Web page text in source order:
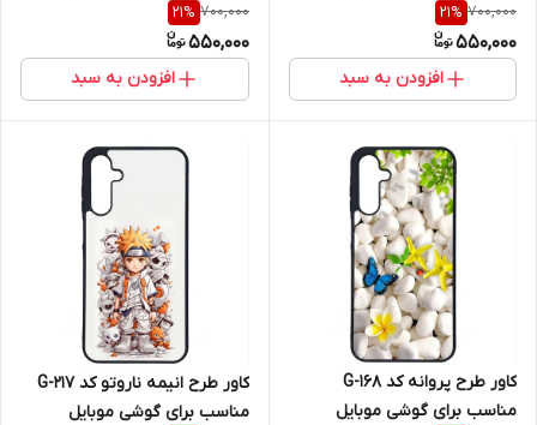
سامسونگ Galaxy A16 4G / A16
5G
700,000
21%
550,000
افزودن به سبد
Galaxy A16 4G / A16 5G
700,000
21%
550,000
افزودن به سبد
کاور طرح پروانه کد G-168
مناسب برای گوشی موبایل
کاور طرح انیمه ناروتو کد G-217
مناسب برای گوشی موبایل